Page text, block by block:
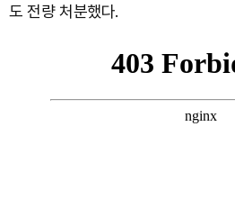
도 전량 처분했다.